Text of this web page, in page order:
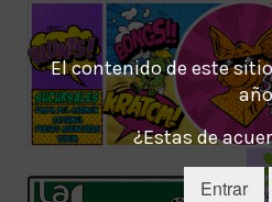
El contenido de este
¿Estas de
Entrar